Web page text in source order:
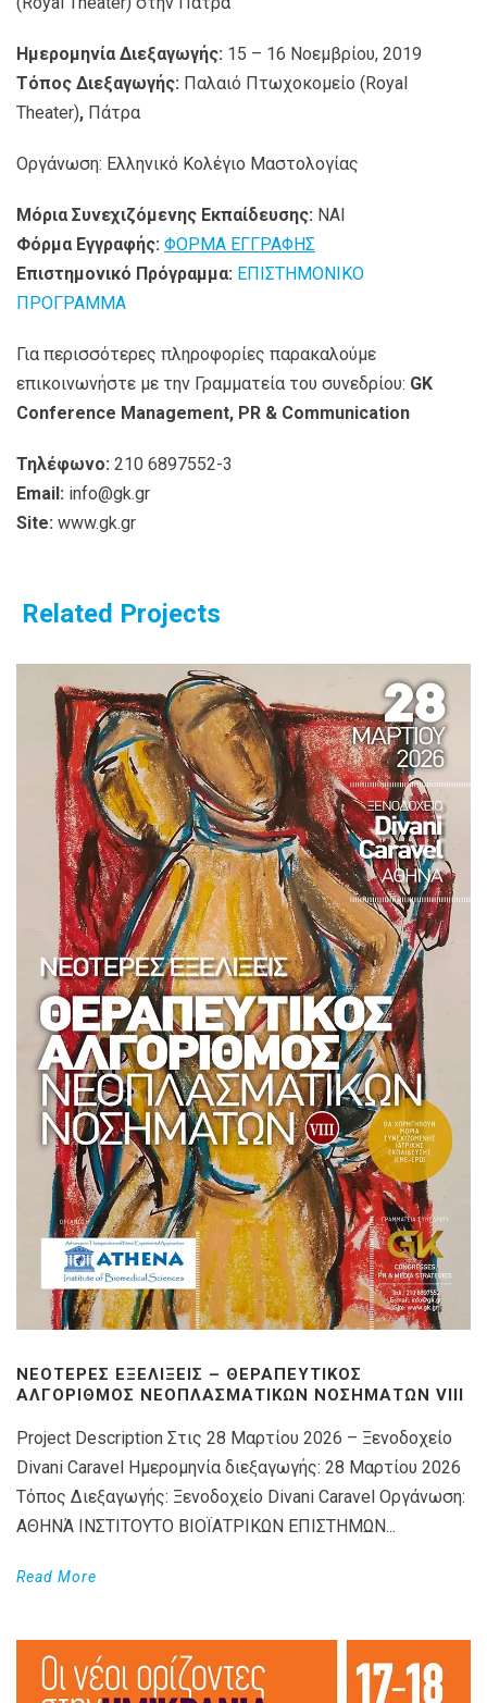
Ημερομηνία Διεξαγωγής: 15 – 16 Νοεμβρίου, 2019
Τόπος Διεξαγωγής: Παλαιό Πτωχοκομείο (Royal
Theater), Πάτρα
Οργάνωση: Ελληνικό Κολέγιο Μαστολογίας
Μόρια Συνεχιζόμενης Εκπαίδευσης: ΝΑΙ
Φόρμα Εγγραφής: ΦΟΡΜΑ ΕΓΓΡΑΦΗΣ
Επιστημονικό Πρόγραμμα: ΕΠΙΣΤΗΜΟΝΙΚΟ
ΠΡΟΓΡΑΜΜΑ
Για περισσότερες πληροφορίες παρακαλούμε
επικοινωνήστε με την Γραμματεία του συνεδρίου: GK
Conference Management, PR & Communication
Τηλέφωνο: 210 6897552-3
Email: info@gk.gr
Site: www.gk.gr
Related Projects
ΝΕΌΤΕΡΕΣ ΕΞΕΛΊΞΕΙΣ – ΘΕΡΑΠΕΥΤΙΚΌΣ
ΑΛΓΌΡΙΘΜΟΣ ΝΕΟΠΛΑΣΜΑΤΙΚΏΝ ΝΟΣΗΜΆΤΩΝ VIIΙ
Project Description Στις 28 Μαρτίου 2026 – Ξενοδοχείο
Divani Caravel Ημερομηνία διεξαγωγής: 28 Μαρτίου 2026
Τόπος Διεξαγωγής: Ξενοδοχείο Divani Caravel Οργάνωση:
ΑΘΗΝΆ ΙΝΣΤΙΤΟΥΤΟ ΒΙΟΪΑΤΡΙΚΩΝ ΕΠΙΣΤΗΜΩΝ...
Read More